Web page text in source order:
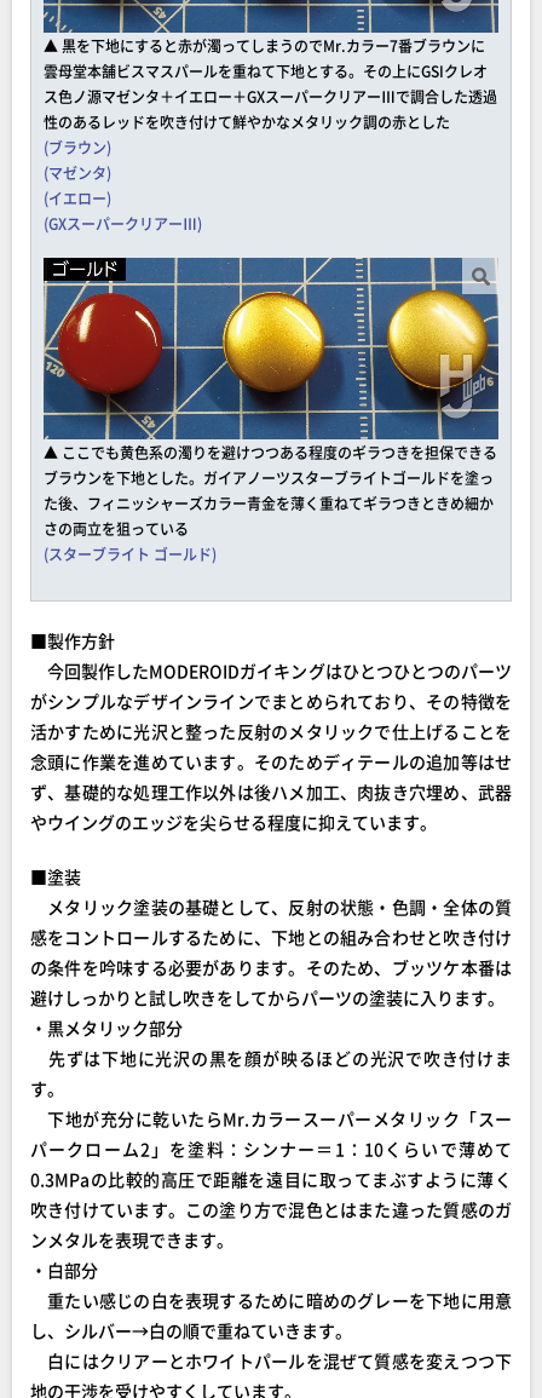
▲ 黒を下地にすると赤が濁ってしまうのでMr.カラー7番ブラウンに
雲母堂本舗ビスマスパールを重ねて下地とする。その上にGSIクレオ
ス色ノ源マゼンタ＋イエロー＋GXスーパークリアーⅢで調合した透過
性のあるレッドを吹き付けて鮮やかなメタリック調の赤とした
(ブラウン)
(マゼンタ)
(イエロー)
(GXスーパークリアーⅢ)
▲ ここでも黄色系の濁りを避けつつある程度のギラつきを担保できる
ブラウンを下地とした。ガイアノーツスターブライトゴールドを塗っ
た後、フィニッシャーズカラー青金を薄く重ねてギラつきときめ細か
さの両立を狙っている
(スターブライト ゴールド)
■製作方針
今回製作したMODEROIDガイキングはひとつひとつのパーツ
がシンプルなデザインラインでまとめられており、その特徴を
活かすために光沢と整った反射のメタリックで仕上げることを
念頭に作業を進めています。そのためディテールの追加等はせ
ず、基礎的な処理工作以外は後ハメ加工、肉抜き穴埋め、武器
やウイングのエッジを尖らせる程度に抑えています。
■塗装
メタリック塗装の基礎として、反射の状態・色調・全体の質
感をコントロールするために、下地との組み合わせと吹き付け
の条件を吟味する必要があります。そのため、ブッツケ本番は
避けしっかりと試し吹きをしてからパーツの塗装に入ります。
・黒メタリック部分
先ずは下地に光沢の黒を顔が映るほどの光沢で吹き付けま
す。
下地が充分に乾いたらMr.カラースーパーメタリック「スー
パークローム2」を塗料：シンナー＝1：10くらいで薄めて
0.3MPaの比較的高圧で距離を遠目に取ってまぶすように薄く
吹き付けています。この塗り方で混色とはまた違った質感のガ
ンメタルを表現できます。
・白部分
重たい感じの白を表現するために暗めのグレーを下地に用意
し、シルバー→白の順で重ねていきます。
白にはクリアーとホワイトパールを混ぜて質感を変えつつ下
地の干渉を受けやすくしています。